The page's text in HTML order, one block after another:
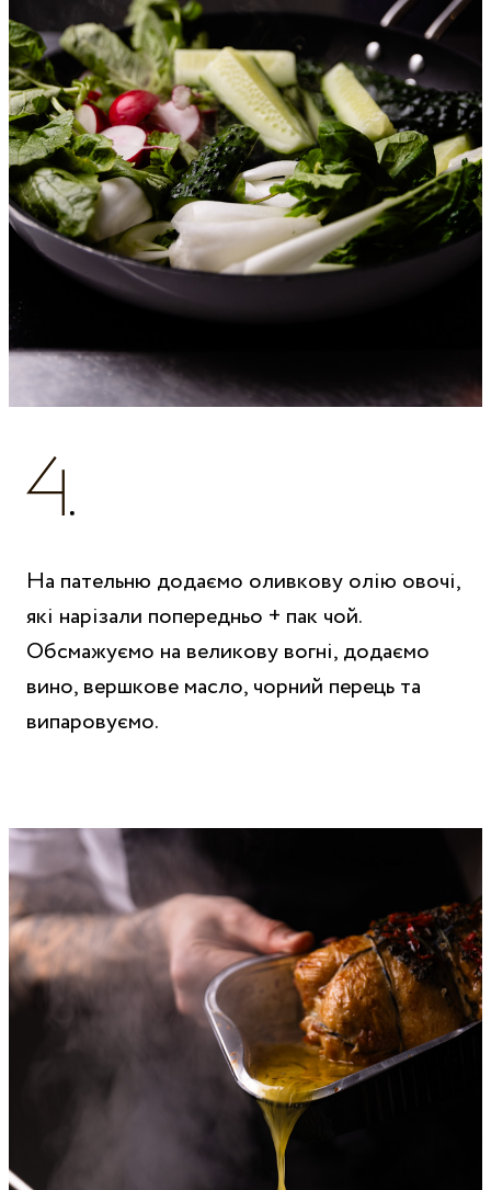
На пательню додаємо оливкову олію овочі,
які нарізали попередньо + пак чой.
Обсмажуємо на великову вогні, додаємо
вино, вершкове масло, чорний перець та
випаровуємо.